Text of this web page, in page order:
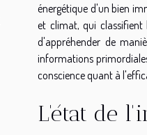
énergétique d'un bien
et climat, qui
d'appréhender de
informations
conscience quant à
L'état de